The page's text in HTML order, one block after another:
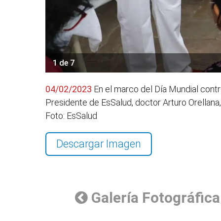
1 de 7
04/02/2023 En el marco del Día Mundial
Presidente de EsSalud, doctor Arturo
Foto: EsSalud
Descargar Imagen
Galería Fotográfica